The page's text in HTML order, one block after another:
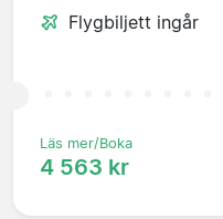
Flygbiljett ingår
Läs mer/Boka
4 563 kr